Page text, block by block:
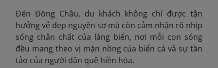
Đến Đồng Châu, du khách không chỉ được tận
hưởng vẻ đẹp nguyên sơ mà còn cảm nhận rõ nhịp
sống chân chất của làng biển, nơi mỗi con sóng
đều mang theo vị mặn nồng của biển cả và sự tần
tảo của người dân quê hiền hòa.